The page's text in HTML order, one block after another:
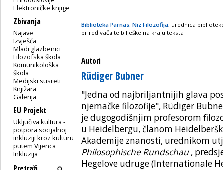
Elektroničke knjige
Zbivanja
Najave
Izvješća
Mladi glazbenici
Filozofska škola
Komunikološka
škola
Medijski susreti
Knjižara
Galerija
EU Projekt
Uključiva kultura -
potpora socijalnoj
inkluziji kroz kulturu
putem Vijenca
Inkluzija
Biblioteka Parnas. Niz Filozofija, urednica
priređivača te bilješke na kraju teksta
Autori
Rüdiger Bubner
"Jedna od najbriljantnijih glava
njemačke filozofije", Rüdiger
je dugogodišnjim profesorom
u Heidelbergu, članom
Akademije znanosti, urednikom
Philosophische Rundschau,
Hegelove udruge (Internationale